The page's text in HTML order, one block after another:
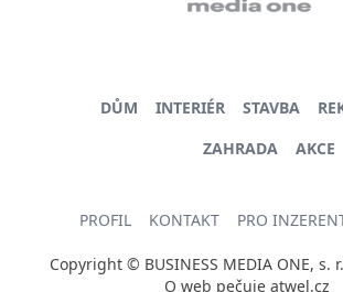
DŮM INTERIÉR STAVBA
ZAHRADA
AKCE
PROFIL KONTAKT PRO
Copyright © BUSINESS MEDIA ONE, s.